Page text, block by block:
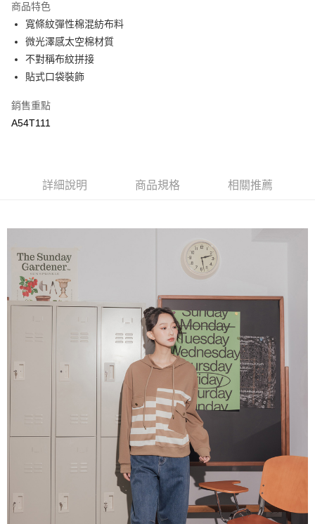
全盈+PAY
AFTEE先享後付
相關說明
【關於「AFTEE先享後付」】
AFTEE先享後付是「在收到商品之後才付款」的支付方式。 讓您購物簡單
１．簡單：不需註冊會員、不需綁卡、不需儲值。
２．便利：只要手機號碼，簡訊認證，即可結帳。
結帳頁面，進行簡訊認證並確認金額後，即可完成結帳。
購買商品的店家。未經商家同意取消之訂單仍視為有效，需透過AFTEE先享
後付繳納相關費用。
※ 交易是否成功請以「AFTEE先享後付 」之結帳頁面顯示為準，若有關於
是否繳費成功／繳費後需取消欲退款等相關疑問，請聯繫「AFTEE先享後付
客戶支援中心」
https://netprotections.freshdesk.com/support/home
１．透過由恩沛科技股份有限公司提供之「AFTEE先享後付」服務完成之交
易，需依本服務之必要範圍內提供個人資料，並將交易相關給付款項請求債
權轉讓予恩沛科技股份有限公司。
２．關於個人資料處理事宜，請瀏覽以下網址：
https://aftee.tw/terms/#terms3
３．未成年的使用者請事先徵得法定代理人或監護人之同意方可使用
「AFTEE先享後付」，若未經同意申辦者引起之損失，本公司不負相關責
任。
４．使用「AFTEE先享後付」時，將依據個別帳號之用戶狀況，依本公司即
時審查核予不同之上限額度；若仍有額度不足之情形，本公司將視審查結果
請求用戶進行身份認證。
５．嚴禁一人註冊多個帳號或使用他人資訊註冊。若發現惡意使用之情形，
恩沛科技股份有限公司將有權停止該用戶之使用額度並採取法律行動。
全家取貨付款
每筆NT$65，滿NT$2,000(含以上)免運費
每筆NT$65，滿NT$2,000(含以上)免運費
宅配
每筆NT$100，滿NT$2,000(含以上)免運費
商品特色
寬條紋彈性棉混紡布料
微光澤感太空棉材質
不對稱布紋拼接
貼式口袋裝飾
銷售重點
A54T111
詳細說明 商品規格 相關推薦